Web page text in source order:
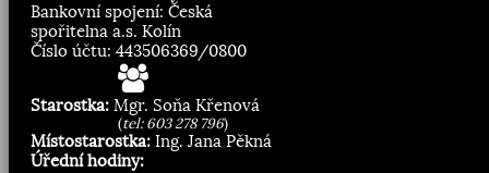
Bankovní spojení: Česká
spořitelna a.s. Kolín
Číslo účtu: 443506369/0800
Starostka: Mgr. Soňa Křenová
(tel: 603 278 796)
Místostarostka: Ing. Jana Pěkná
Úřední hodiny: